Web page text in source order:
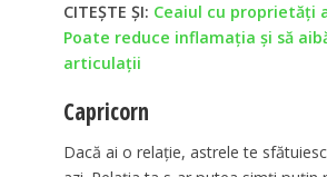
CITEȘTE ȘI: Ceaiul cu proprietăți
Poate reduce inflamația și să
articulații
Capricorn
Dacă ai o relație, astrele te